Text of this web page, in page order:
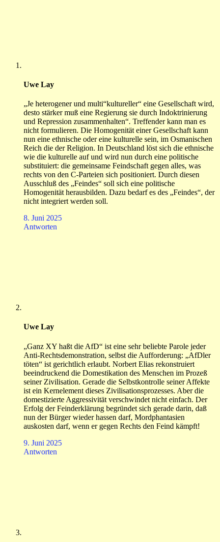
Uwe Lay
„Je heterogener und multi“kultureller“ eine Gesellschaft wird,
desto stärker muß eine Regierung sie durch Indoktrinierung
und Repression zusammenhalten“. Treffender kann man es
nicht formulieren. Die Homogenität einer Gesellschaft kann
nun eine ethnische oder eine kulturelle sein, im Osmanischen
Reich die der Religion. In Deutschland löst sich die ethnische
wie die kulturelle auf und wird nun durch eine politische
substituiert: die gemeinsame Feindschaft gegen alles, was
rechts von den C-Parteien sich positioniert. Durch diesen
Ausschluß des „Feindes“ soll sich eine politische
Homogenität herausbilden. Dazu bedarf es des „Feindes“, der
nicht integriert werden soll.
8. Juni 2025
Antworten
Uwe Lay
„Ganz XY haßt die AfD“ ist eine sehr beliebte Parole jeder
Anti-Rechtsdemonstration, selbst die Aufforderung: „AfDler
töten“ ist gerichtlich erlaubt. Norbert Elias rekonstruiert
beeindruckend die Domestikation des Menschen im Prozeß
seiner Zivilisation. Gerade die Selbstkontrolle seiner Affekte
ist ein Kernelement dieses Zivilisationsprozesses. Aber die
domestizierte Aggressivität verschwindet nicht einfach. Der
Erfolg der Feinderklärung begründet sich gerade darin, daß
nun der Bürger wieder hassen darf, Mordphantasien
auskosten darf, wenn er gegen Rechts den Feind kämpft!
9. Juni 2025
Antworten